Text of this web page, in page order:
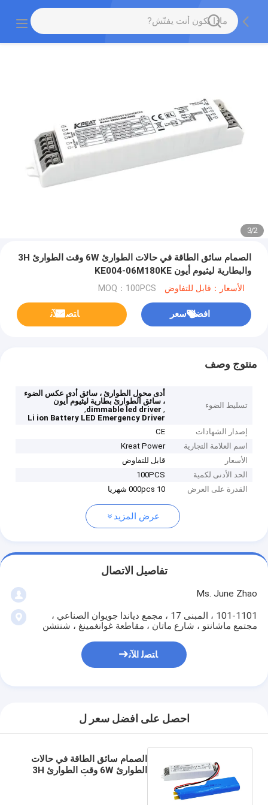
2
/
3
الصمام سائق الطاقة في حالات الطوارئ 6W وقت الطوارئ 3H
والبطارية ليثيوم أيون KE004-06M180KE
الأسعار：قابل للتفاوض MOQ：100PCS
افضل سعر ﺎﺘﺼﻟ ﺍﻶﻧ
منتوج وصف
تسليط الضوء
أدى محول الطوارئ ، سائق أدى عكس الضوء
، سائق الطوارئ بطارية ليثيوم أيون
,
dimmable led driver
,
Li ion Battery LED Emergency Driver
إصدار الشهادات
CE
اسم العلامة التجارية
Kreat Power
الأسعار
قابل للتفاوض
الحد الأدنى لكمية
100PCS
القدرة على العرض
10 000pcs شهريا
عرض المزيد
تفاصيل الاتصال
Ms. June Zhao
101-1101 ، المبنى 17 ، مجمع دياندا جويوان الصناعي ،
مجتمع ماشانتو ، شارع ماتان ، مقاطعة غوانغمينغ ، شنتشن
ﺎﺘﺼﻟ ﺍﻶﻧ
احصل على افضل سعر ل
الصمام سائق الطاقة في حالات
الطوارئ 6W وقت الطوارئ 3H